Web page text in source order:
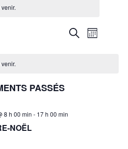
Recherche
DE
Mois
PASSÉS
8 h 00 min - 17 h 00 min
NOËL